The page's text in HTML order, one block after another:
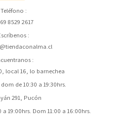
Teléfono
8529 2617
local 16, lo barnechea
de 10:30 a 19:30hrs.
291, Pucón
19:00hrs. Dom 11:00 a 16:00hrs.